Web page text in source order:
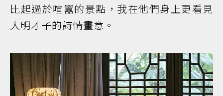
比起過於喧囂的景點，我在他們身上更看見
大明才子的詩情畫意。